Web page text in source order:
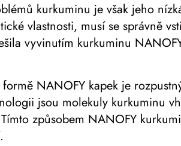
kurkuminu je však jeho
vlastnosti, musí se správně
vyvinutím kurkuminu
NANOFY kapek je
jsou molekuly kurkuminu
způsobem NANOFY